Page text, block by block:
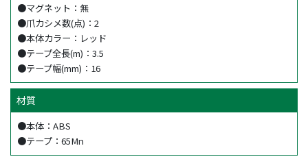
●マグネット：無
●爪カシメ数(点)：2
●本体カラー：レッド
●テープ全長(m)：3.5
●テープ幅(mm)：16
材質
●本体：ABS
●テープ：65Mn